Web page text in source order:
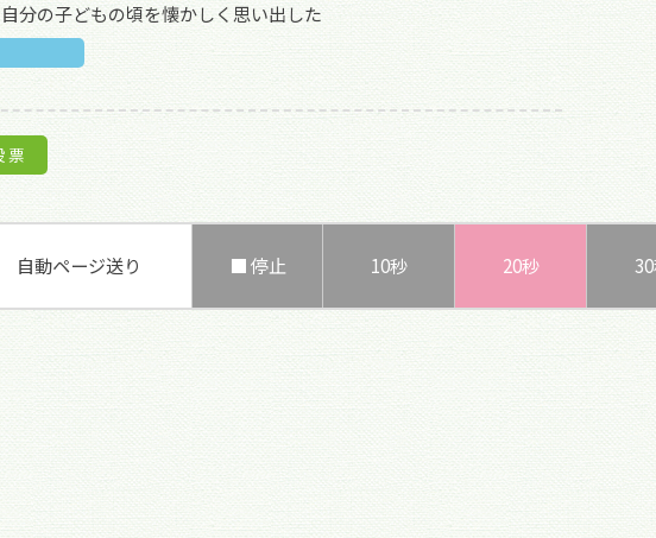
自分の子どもの頃を懐かしく思い出した
自動ページ送り ■ 停止 10秒 20秒